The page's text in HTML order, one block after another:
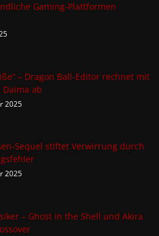
Gaming-Plattformen
– Dragon Ball-Editor rechnet mit
Daima ab
2025
Sequel stiftet Verwirrung durch
2025
– Ghost in the Shell und Akira